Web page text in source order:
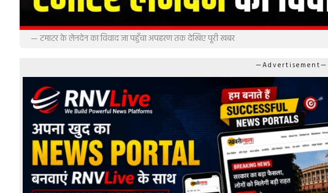
— टमाटर के लेनदेन का विवाद जा पहुँचा अपहरण तक देखिए पूरी खबर
—Advertisement—